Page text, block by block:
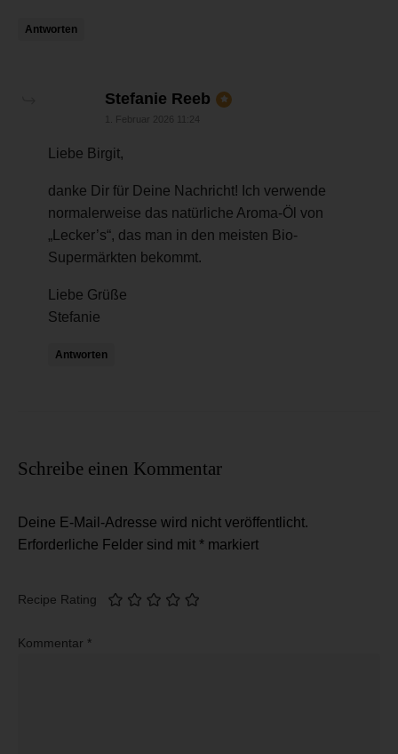
Antworten
Stefanie Reeb sagt:
1. Februar 2026 11:24
Liebe Birgit,
danke Dir für Deine Nachricht! Ich verwende
normalerweise das natürliche Aroma-Öl von
„Lecker’s“, das man in den meisten Bio-
Supermärkten bekommt.
Liebe Grüße
Stefanie
Antworten
Schreibe einen Kommentar
Deine E-Mail-Adresse wird nicht veröffentlicht.
Erforderliche Felder sind mit * markiert
Recipe Rating
Kommentar *